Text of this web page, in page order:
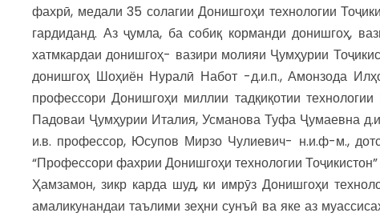
фахрӣ, медали 35 солагии Донишгоҳи технологии
гардиданд. Аз ҷумла, ба собиқ корманди донишгоҳ,
хатмкардаи донишгоҳ- вазири молияи Ҷумҳурии
донишгоҳ Шоҳиён Нуралӣ Набот -д.и.п., Амонзода
профессори Донишгоҳи миллии тадқиқотии
Падоваи Ҷумҳурии Италия, Усманова Туфа Ҷумаевна
и.в. профессор, Юсупов Мирзо Чулиевич- н.и.ф-м.,
“Профессори фахрии Донишгоҳи технологии
Ҳамзамон, зикр карда шуд, ки имрӯз Донишгоҳи
амаликунандаи таълими зеҳни сунъӣ ва яке аз